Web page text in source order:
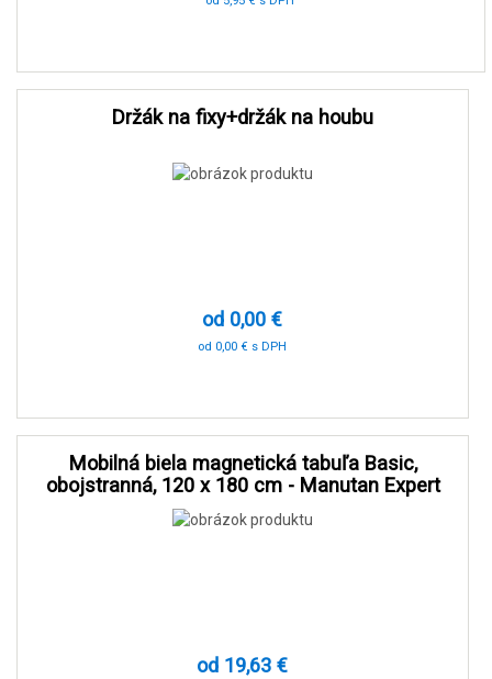
Držák na fixy+držák na houbu
od 0,00 €
od 0,00 € s DPH
Mobilná biela magnetická tabuľa Basic,
obojstranná, 120 x 180 cm - Manutan Expert
od 19,63 €